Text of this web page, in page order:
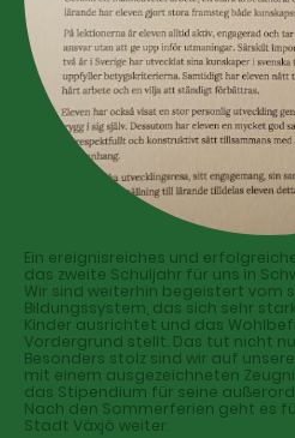
Ein ereignisreiches und
das zweite Schuljahr für uns in
Wir sind weiterhin begeistert vom
Bildungssystem, das sich sehr
Kinder ausrichtet und das
Vordergrund stellt. Das tut nicht
Besonders stolz sind wir auf
mit einem ausgezeichneten
das Stipendium für seine
Nach den Sommerferien geht es
Stadt Växjö weiter.